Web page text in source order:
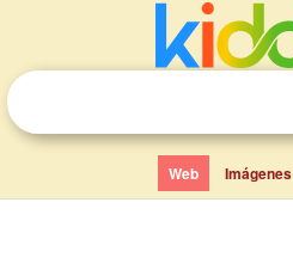
Web Imágenes